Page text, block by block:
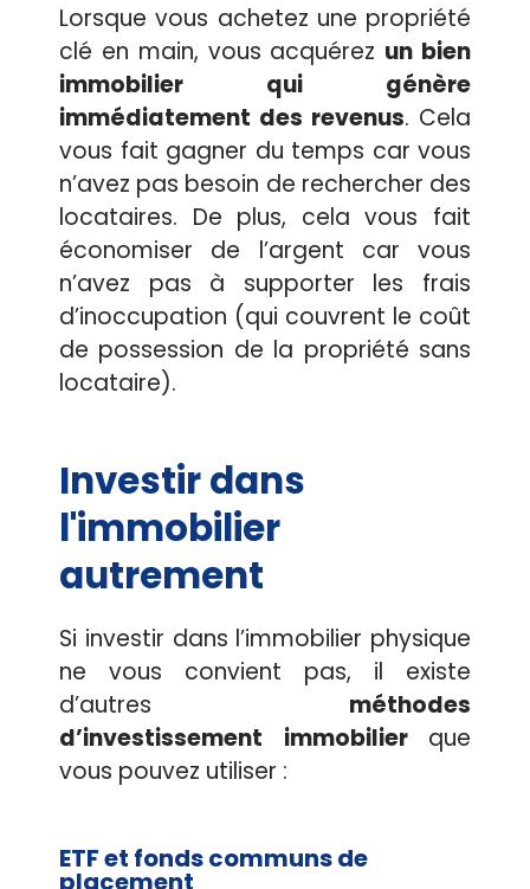
Lorsque vous achetez une propriété
clé en main, vous acquérez un bien
immobilier qui génère
immédiatement des revenus. Cela
vous fait gagner du temps car vous
n’avez pas besoin de rechercher des
locataires. De plus, cela vous fait
économiser de l’argent car vous
n’avez pas à supporter les frais
d’inoccupation (qui couvrent le coût
de possession de la propriété sans
locataire).
Investir dans
l'immobilier
autrement
Si investir dans l’immobilier physique
ne vous convient pas, il existe
d’autres méthodes
d’investissement immobilier que
vous pouvez utiliser :
ETF et fonds communs de
placement